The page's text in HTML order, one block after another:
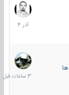
7
آذر
1404
3
ساعات
قبل